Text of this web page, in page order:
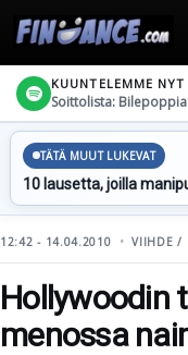
KUUNTELEMME NYT
Soittolista:
TÄTÄ MUUT LUKEVAT
10 lausetta, joilla
12:42 - 14.04.2010 VIIHDE /
Hollywoodin
menossa